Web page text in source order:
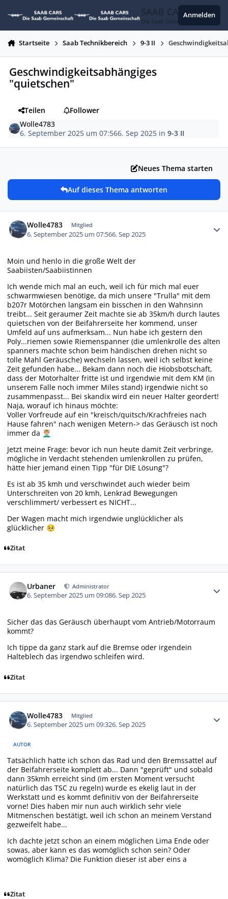
SAAB CARS
Die Saab Gemeinschaft
Anmelden
Startseite Saab Technikbereich 9-3 II
Geschwindigkeitsabhängiges
"quietschen"
Teilen
Follower
Wolle4783
6. September 2025 um 07:566. Sep 2025 in9-3 II
Neues Thema starten
Auf dieses Thema antworten
Wolle4783 Mitglied
6. September 2025 um 07:566. Sep 2025
Moin und henlo in die große Welt der
Saabiisten/Saabiistinnen
Ich wende mich mal an euch, weil ich für mich mal euer
schwarmwiesen benötige, da mich unsere "Trulla" mit dem
b207r Motörchen langsam ein bisschen in den Wahnsinn
treibt... Seit geraumer Zeit machte sie ab 35km/h durch lautes
quietschen von der Beifahrerseite her kommend, unser
Umfeld auf uns aufmerksam... Nun habe ich gestern den
Poly...riemen sowie Riemenspanner (die umlenkrolle des alten
spanners machte schon beim händischen drehen nicht so
tolle Mahl Geräusche) wechseln lassen, weil ich selbst keine
Zeit gefunden habe... Bekam dann noch die Hiobsbotschaft,
dass der Motorhalter fritte ist und irgendwie mit dem KM (in
unserem Falle noch immer Miles stand) irgendwie nicht so
zusammenpasst... Bei skandix wird ein neuer Halter geordert!
Naja, worauf ich hinaus möchte:
Voller Vorfreude auf ein "kreisch/quitsch/Krachfreies nach
Hause fahren" nach wenigen Metern-> das Geräusch ist noch
immer da 💆🏼‍♂️
Jetzt meine Frage: bevor ich nun heute damit Zeit verbringe,
mögliche in Verdacht stehenden umlenkrollen zu prüfen,
hätte hier jemand einen Tipp "für DIE Lösung"?
Es ist ab 35 kmh und verschwindet auch wieder beim
Unterschreiten von 20 kmh, Lenkrad Bewegungen
verschlimmert/ verbessert es NICHT...
Der Wagen macht mich irgendwie unglücklicher als
glücklicher 🥺
Zitat
Urbaner Administrator
6. September 2025 um 09:086. Sep 2025
Sicher das das Geräusch überhaupt vom Antrieb/Motorraum
kommt?
Ich tippe da ganz stark auf die Bremse oder irgendein
Halteblech das irgendwo schleifen wird.
Zitat
Wolle4783 Mitglied
6. September 2025 um 09:326. Sep 2025
AUTOR
Tatsächlich hatte ich schon das Rad und den Bremssattel auf
der Beifahrerseite komplett ab... Dann "geprüft" und sobald
dann 35kmh erreicht sind (im ersten Moment versucht
natürlich das TSC zu regeln) wurde es ekelig laut in der
Werkstatt und es kommt definitiv von der Beifahrerseite
vorne! Dies haben mir nun auch wirklich sehr viele
Mitmenschen bestätigt, weil ich schon an meinem Verstand
gezweifelt habe...
Ich dachte jetzt schon an einem möglichen Lima Ende oder
sowas, aber kann es das womöglich schon sein? Oder
womöglich Klima? Die Funktion dieser ist aber eins a
Zitat